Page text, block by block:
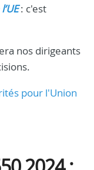
: c'est
nos dirigeants
pour l'Union